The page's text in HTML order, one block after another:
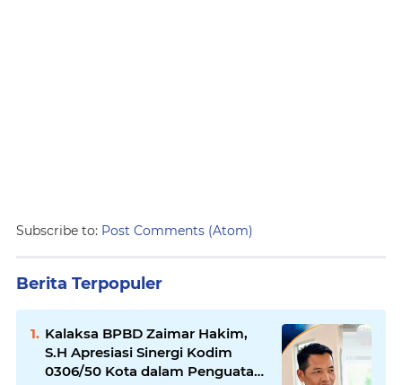
Subscribe to: Post Comments (Atom)
Berita Terpopuler
Kalaksa BPBD Zaimar Hakim,
S.H Apresiasi Sinergi Kodim
0306/50 Kota dalam Penguatan